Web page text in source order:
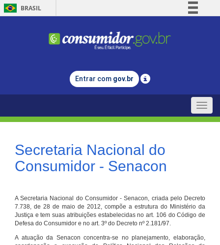
BRASIL
Comunica BR
Legislação
Entrar com gov.br
Toggle
Secretaria Nacional do
Consumidor - Senacon
A Secretaria Nacional do Consumidor - Senacon, criada pelo Decreto
7.738, de 28 de maio de 2012, compõe a estrutura do Ministério da
Justiça e tem suas atribuições estabelecidas no art. 106 do Código de
Defesa do Consumidor e no art. 3º do Decreto nº 2.181/97.
A atuação da Senacon concentra-se no planejamento, elaboração,